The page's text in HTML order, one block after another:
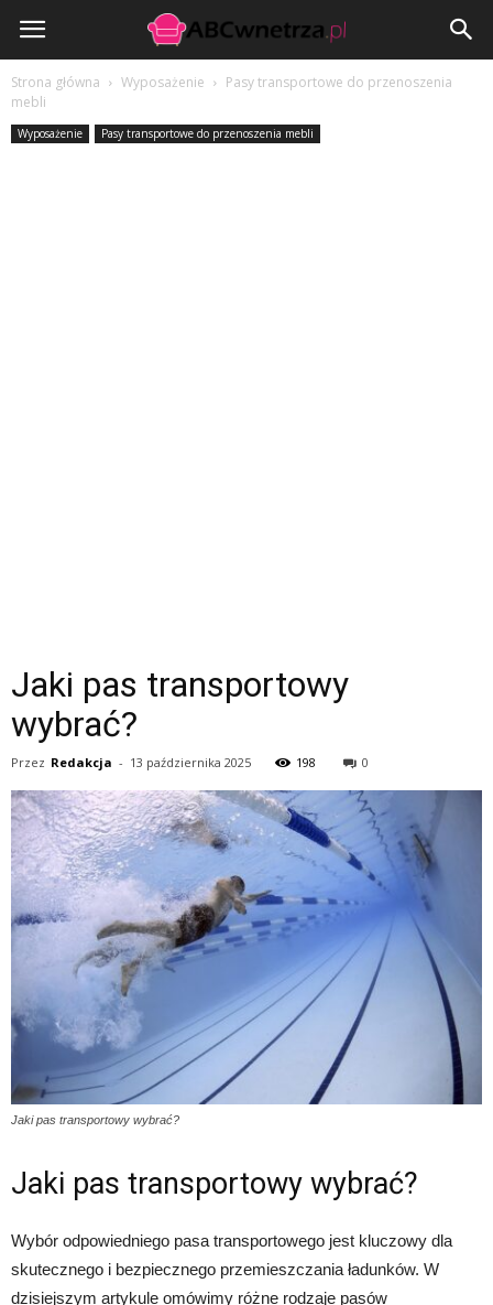
ABCwnetrza.pl
Strona główna Wyposażenie
Pasy transportowe do przenoszenia
mebli
Wyposażenie Pasy transportowe do przenoszenia mebli
Jaki pas transportowy
wybrać?
Przez Redakcja - 13 października 2025 198 0
Jaki pas transportowy wybrać?
Jaki pas transportowy wybrać?
Wybór odpowiedniego pasa transportowego jest kluczowy dla
skutecznego i bezpiecznego przemieszczania ładunków. W
dzisiejszym artykule omówimy różne rodzaje pasów